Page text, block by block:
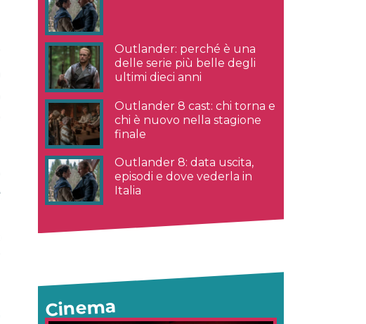
Outlander: perché è una
delle serie più belle degli
ultimi dieci anni
Outlander 8 cast: chi torna e
chi è nuovo nella stagione
finale
Outlander 8: data uscita,
episodi e dove vederla in
Italia
Cinema